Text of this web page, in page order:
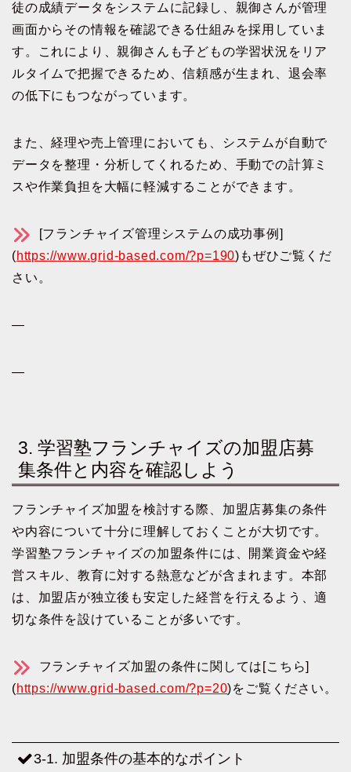
徒の成績データをシステムに記録し、親御さんが管理
画面からその情報を確認できる仕組みを採用していま
す。これにより、親御さんも子どもの学習状況をリア
ルタイムで把握できるため、信頼感が生まれ、退会率
の低下にもつながっています。
また、経理や売上管理においても、システムが自動で
データを整理・分析してくれるため、手動での計算ミ
スや作業負担を大幅に軽減することができます。
[フランチャイズ管理システムの成功事例]
(https://www.grid-based.com/?p=190)もぜひご覧くだ
さい。
—
—
3. 学習塾フランチャイズの加盟店募
集条件と内容を確認しよう
フランチャイズ加盟を検討する際、加盟店募集の条件
や内容について十分に理解しておくことが大切です。
学習塾フランチャイズの加盟条件には、開業資金や経
営スキル、教育に対する熱意などが含まれます。本部
は、加盟店が独立後も安定した経営を行えるよう、適
切な条件を設けていることが多いです。
フランチャイズ加盟の条件に関しては[こちら]
(https://www.grid-based.com/?p=20)をご覧ください。
3-1. 加盟条件の基本的なポイント